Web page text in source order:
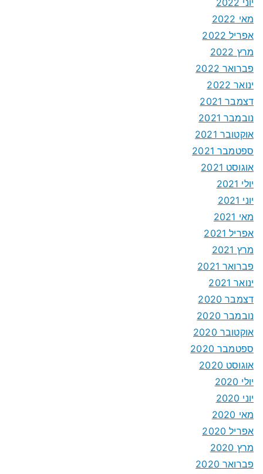
יוני 2022
מאי 2022
אפריל 2022
מרץ 2022
פברואר 2022
ינואר 2022
דצמבר 2021
נובמבר 2021
אוקטובר 2021
ספטמבר 2021
אוגוסט 2021
יולי 2021
יוני 2021
מאי 2021
אפריל 2021
מרץ 2021
פברואר 2021
ינואר 2021
דצמבר 2020
נובמבר 2020
אוקטובר 2020
ספטמבר 2020
אוגוסט 2020
יולי 2020
יוני 2020
מאי 2020
אפריל 2020
מרץ 2020
פברואר 2020